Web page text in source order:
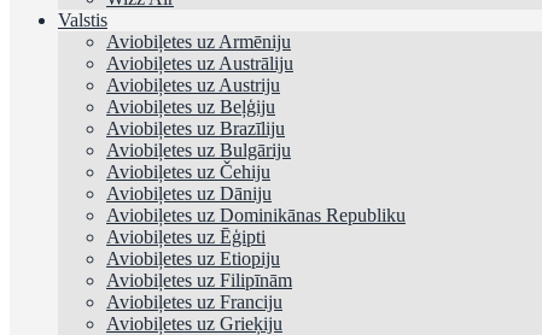
Valstis
Aviobiļetes uz Armēniju
Aviobiļetes uz Austrāliju
Aviobiļetes uz Austriju
Aviobiļetes uz Beļģiju
Aviobiļetes uz Brazīliju
Aviobiļetes uz Bulgāriju
Aviobiļetes uz Čehiju
Aviobiļetes uz Dāniju
Aviobiļetes uz Dominikānas Republiku
Aviobiļetes uz Ēģipti
Aviobiļetes uz Etiopiju
Aviobiļetes uz Filipīnām
Aviobiļetes uz Franciju
Aviobiļetes uz Grieķiju